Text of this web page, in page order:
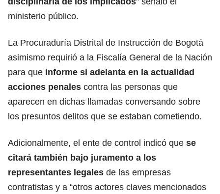
ministerio público.
La Procuraduría Distrital de Instrucción de Bogotá
asimismo requirió a la Fiscalía General de la Nación
para que informe si adelanta en la actualidad
acciones penales contra las personas que
aparecen en dichas llamadas conversando sobre
los presuntos delitos que se estaban cometiendo.
Adicionalmente, el ente de control indicó que se
citará también bajo juramento a los
representantes legales de las empresas
contratistas y a “otros actores claves mencionados